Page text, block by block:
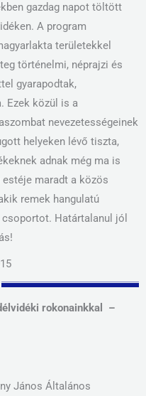
gazdag napot töltött
A program
területekkel
történelmi, néprajzi és
gyarapodtak,
Ezek közül is a
nevezetességeinek
helyeken lévő tiszta,
adnak még ma is
maradt a közös
remek hangulatú
Határtalanul jól
rokonainkkal –
János Általános